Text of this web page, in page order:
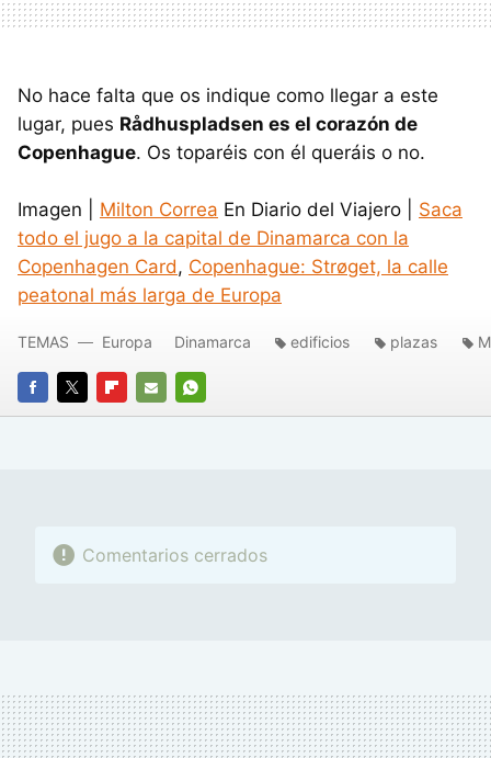
No hace falta que os indique como llegar a este
lugar, pues Rådhuspladsen es el corazón de
Copenhague. Os toparéis con él queráis o no.
Imagen | Milton Correa En Diario del Viajero | Saca
todo el jugo a la capital de Dinamarca con la
Copenhagen Card, Copenhague: Strøget, la calle
peatonal más larga de Europa
FACEBOOK
TWITTERFLIPBOARD
E-
WHATSAPP
TEMAS Europa Dinamarca edificios plazas
Comentarios cerrados